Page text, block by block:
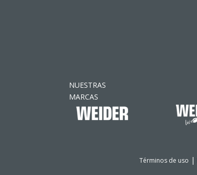
NUESTRAS
MARCAS
Términos de uso |